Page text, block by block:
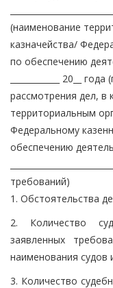
(наименование
казначейства/
по обеспечению
____________ 20__
рассмотрения дел, в
территориальным
Федеральному
обеспечению
требований)
1. Обстоятельства
2. Количество
заявленных
наименования судов
3. Количество